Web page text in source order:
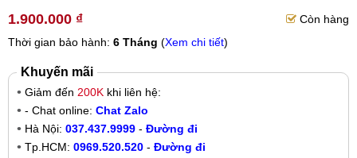
1.900.000 ₫
Còn hàng
Thời gian bảo hành: 6 Tháng (Xem chi tiết)
Khuyến mãi
Giảm đến 200K khi liên hệ:
- Chat online: Chat Zalo
Hà Nội: 037.437.9999 - Đường đi
Tp.HCM: 0969.520.520 - Đường đi